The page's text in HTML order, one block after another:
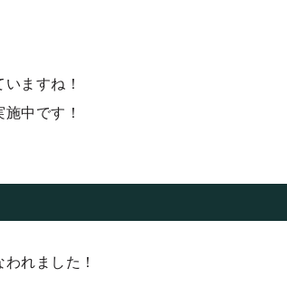
ますね！
中です！
れました！